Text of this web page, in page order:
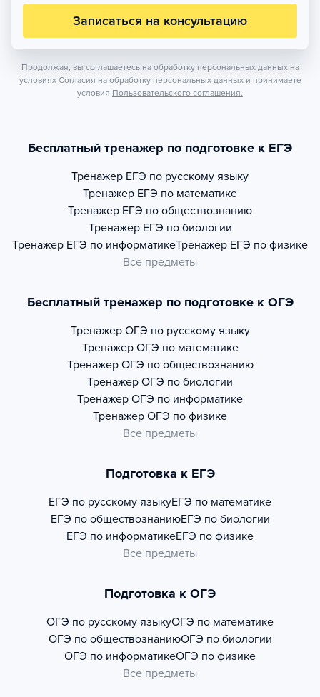
Записаться на консультацию
Продолжая, вы соглашаетесь на обработку персональных данных на
условиях Согласия на обработку персональных данных и принимаете
условия Пользовательского соглашения.
Бесплатный тренажер по подготовке к ЕГЭ
Тренажер ЕГЭ по русскому языку
Тренажер ЕГЭ по математике
Тренажер ЕГЭ по обществознанию
Тренажер ЕГЭ по биологии
Тренажер ЕГЭ по информатикеТренажер ЕГЭ по физике
Все предметы
Бесплатный тренажер по подготовке к ОГЭ
Тренажер ОГЭ по русскому языку
Тренажер ОГЭ по математике
Тренажер ОГЭ по обществознанию
Тренажер ОГЭ по биологии
Тренажер ОГЭ по информатике
Тренажер ОГЭ по физике
Все предметы
Подготовка к ЕГЭ
ЕГЭ по русскому языкуЕГЭ по математике
ЕГЭ по обществознаниюЕГЭ по биологии
ЕГЭ по информатикеЕГЭ по физике
Все предметы
Подготовка к ОГЭ
ОГЭ по русскому языкуОГЭ по математике
ОГЭ по обществознаниюОГЭ по биологии
ОГЭ по информатикеОГЭ по физике
Все предметы